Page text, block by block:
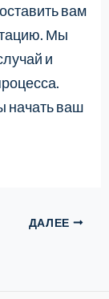
вам
Мы
и
начать ваш
ДАЛЕЕ